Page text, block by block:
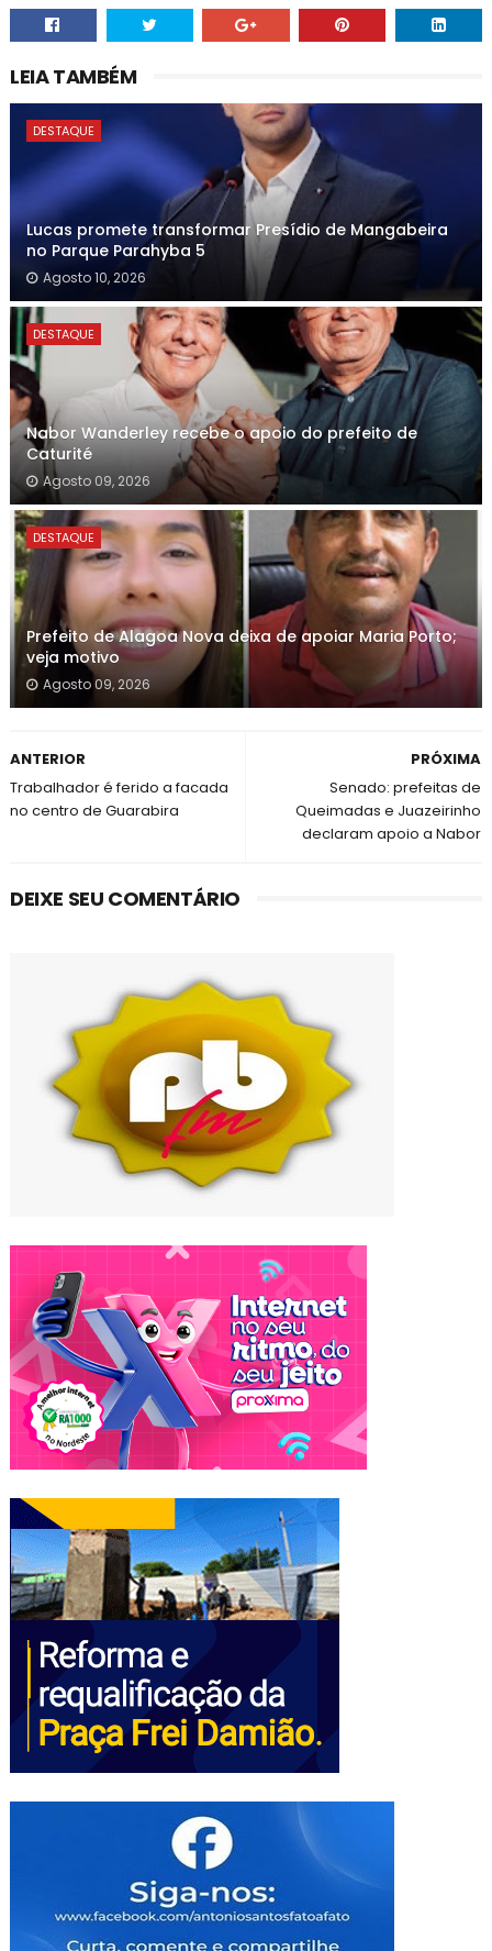
LEIA TAMBÉM
DESTAQUE
Lucas promete transformar Presídio de Mangabeira
no Parque Parahyba 5
Agosto 10, 2026
DESTAQUE
Nabor Wanderley recebe o apoio do prefeito de
Caturité
Agosto 09, 2026
DESTAQUE
Prefeito de Alagoa Nova deixa de apoiar Maria Porto;
veja motivo
Agosto 09, 2026
PRÓXIMA
Senado: prefeitas de
Queimadas e Juazeirinho
declaram apoio a Nabor
ANTERIOR
Trabalhador é ferido a facada
no centro de Guarabira
DEIXE SEU COMENTÁRIO